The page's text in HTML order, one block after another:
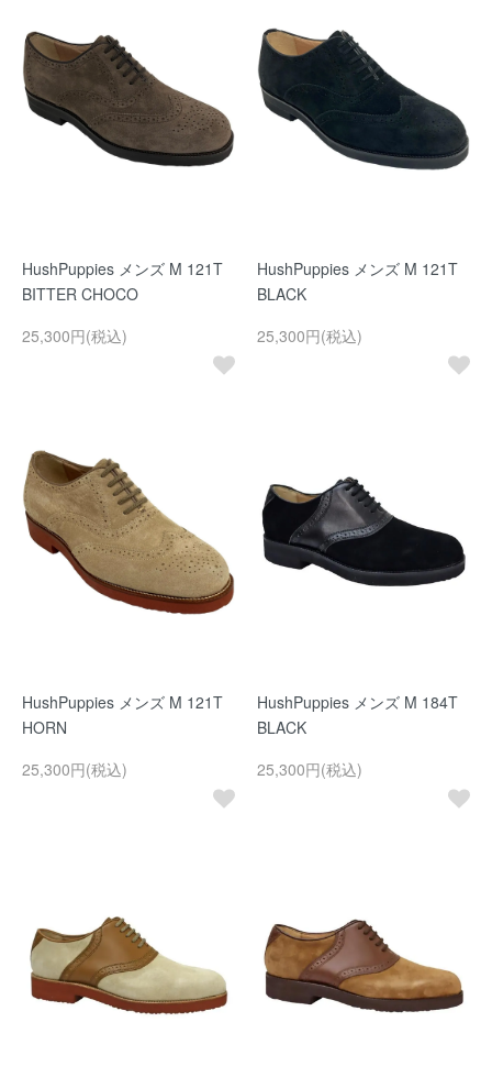
HushPuppies メンズ M 121T
BITTER CHOCO
25,300円(税込)
HushPuppies メンズ M 121T
BLACK
25,300円(税込)
HushPuppies メンズ M 121T
HORN
25,300円(税込)
HushPuppies メンズ M 184T
BLACK
25,300円(税込)